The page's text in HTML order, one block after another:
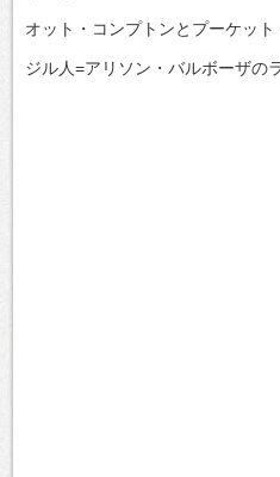
オット・コンプトンとプーケッ
ジル人=アリソン・バルボーザの